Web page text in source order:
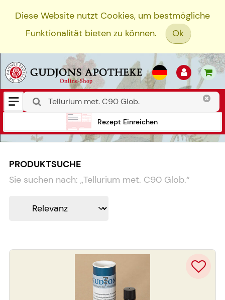
Diese Website nutzt Cookies, um bestmögliche
Funktionalität bieten zu können.
Ok
Rezept Einreichen
PRODUKTSUCHE
Sie suchen nach: „Tellurium met. C90 Glob.“